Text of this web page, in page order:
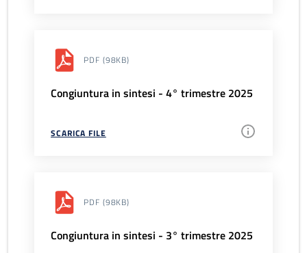
PDF (98KB)
Congiuntura in sintesi - 4° trimestre 2025
SCARICA FILE
PDF (98KB)
Congiuntura in sintesi - 3° trimestre 2025